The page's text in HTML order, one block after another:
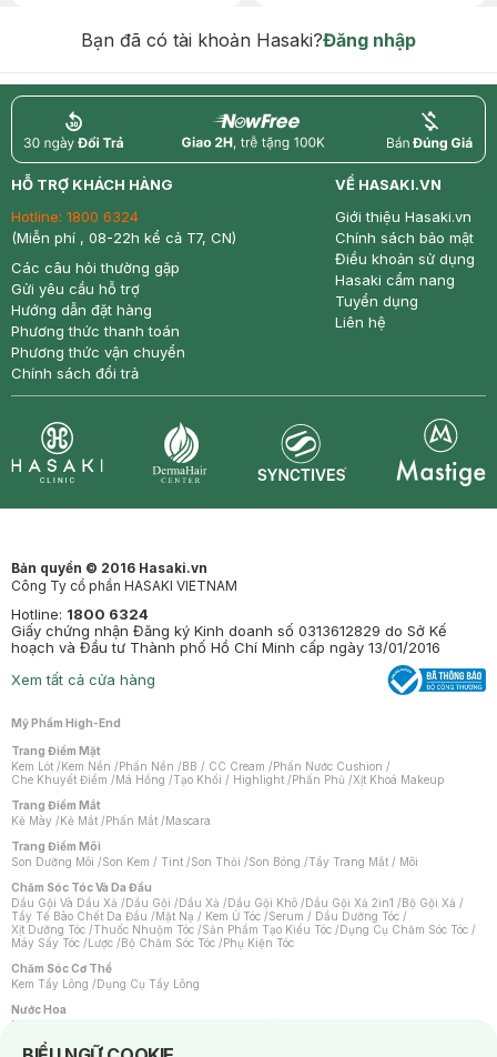
Bạn đã có tài khoản Hasaki?Đăng nhập
return nowfree price
HỖ TRỢ KHÁCH HÀNG
Hotline: 1800 6324
(Miễn phí , 08-22h kể cả T7, CN)
Các câu hỏi thường gặp
Gửi yêu cầu hỗ trợ
Hướng dẫn đặt hàng
Phương thức thanh toán
Phương thức vận chuyển
Chính sách đổi trả
VỀ HASAKI.VN
Giới thiệu Hasaki.vn
Chính sách bảo mật
Điều khoản sử dụng
Hasaki cẩm nang
Tuyển dụng
Liên hệ
Bản quyền © 2016 Hasaki.vn
Công Ty cổ phần HASAKI VIETNAM
Hotline: 1800 6324
Giấy chứng nhận Đăng ký Kinh doanh số 0313612829 do Sở Kế
hoạch và Đầu tư Thành phố Hồ Chí Minh cấp ngày 13/01/2016
Xem tất cả cửa hàng
Mỹ Phẩm High-End
Trang Điểm Mặt
Kem Lót /Kem Nền /Phấn Nền /BB / CC Cream /Phấn Nước Cushion /
Che Khuyết Điểm /Má Hồng /Tạo Khối / Highlight /Phấn Phủ /Xịt Khoá Makeup
Trang Điểm Mắt
Kẻ Mày /Kẻ Mắt /Phấn Mắt /Mascara
Trang Điểm Môi
Son Dưỡng Môi /Son Kem / Tint /Son Thỏi /Son Bóng /Tẩy Trang Mắt / Môi
Chăm Sóc Tóc Và Da Đầu
Dầu Gội Và Dầu Xả /Dầu Gội /Dầu Xả /Dầu Gội Khô /Dầu Gội Xả 2in1 /Bộ Gội Xả /
Tẩy Tế Bào Chết Da Đầu /Mặt Nạ / Kem Ủ Tóc /Serum / Dầu Dưỡng Tóc /
Xịt Dưỡng Tóc /Thuốc Nhuộm Tóc /Sản Phẩm Tạo Kiểu Tóc /Dụng Cụ Chăm Sóc Tóc /
Máy Sấy Tóc /Lược /Bộ Chăm Sóc Tóc /Phụ Kiện Tóc
Chăm Sóc Cơ Thể
Kem Tẩy Lông /Dụng Cụ Tẩy Lông
Nước Hoa
Nước Hoa Nữ
Notice about cookies usage